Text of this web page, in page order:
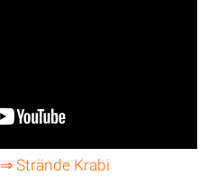
⇒ Strände Krabi